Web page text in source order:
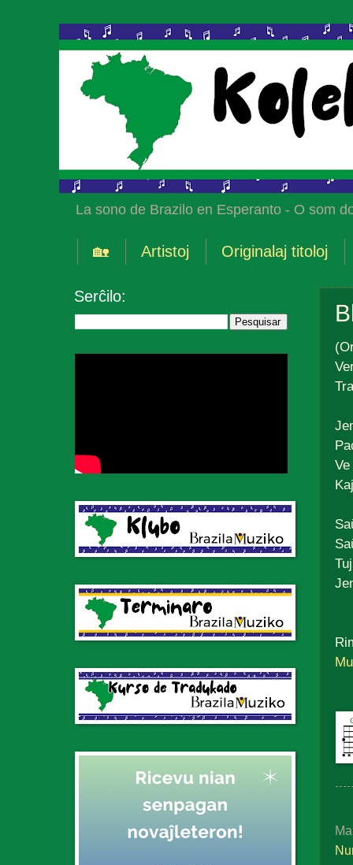
La sono de Brazilo en Esperanto - O som
🏡 Artistoj Originalaj titoloj
Serĉilo: